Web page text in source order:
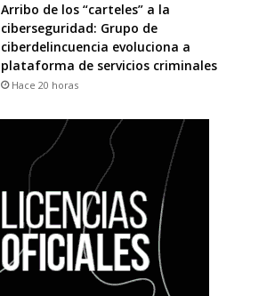
Arribo de los “carteles” a la
ciberseguridad: Grupo de
ciberdelincuencia evoluciona a
plataforma de servicios criminales
Hace 20 horas